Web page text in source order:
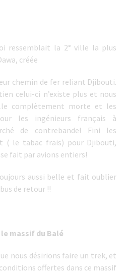
ressemblait la 2° ville la plus
créée
chemin de fer reliant Djibouti.
celui-ci n’existe plus et nous
complètement morte et les
les ingénieurs français à
de contrebande! Fini les
( le tabac frais) pour Djibouti,
fait par avions entiers!
aussi belle et fait oublier
de retour !!
massif du Balé
nous désirions faire un trek, et
offertes dans ce massif